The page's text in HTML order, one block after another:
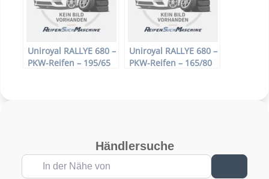
Uniroyal RALLYE 680 –
PKW-Reifen – 195/65
Uniroyal RALLYE 680 –
PKW-Reifen – 165/80
Händlersuche
In der Nähe von